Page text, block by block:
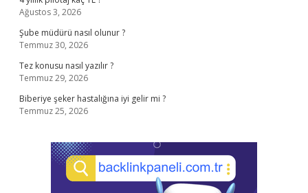
Ağustos 3, 2026
Şube müdürü nasıl olunur ?
Temmuz 30, 2026
Tez konusu nasıl yazılır ?
Temmuz 29, 2026
Biberiye şeker hastalığına iyi gelir mi ?
Temmuz 25, 2026